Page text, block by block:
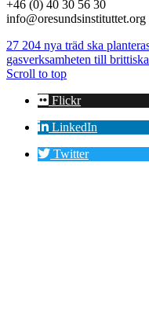
+46 (0) 40 30 56 30
info@oresundsinstituttet.org
27 204 nya träd ska
gasverksamheten till
Scroll to top
Flickr
LinkedIn
Twitter